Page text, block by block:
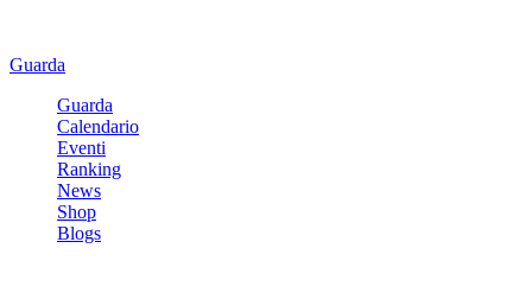
Guarda
Guarda
Calendario
Eventi
Ranking
News
Shop
Blogs